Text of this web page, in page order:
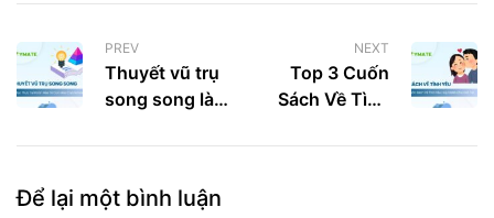
PREV
Thuyết vũ trụ
song song là
tạo thực tại
Con mèo của
NEXT
Top 3 Cuốn
Sách Về Tình
Cho Giới Trẻ
Để lại một bình luận